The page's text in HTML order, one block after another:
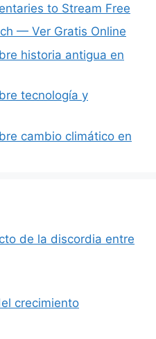
to Stream Free
— Ver Gratis Online
historia antigua en
tecnología y
cambio climático en
de la discordia entre
crecimiento